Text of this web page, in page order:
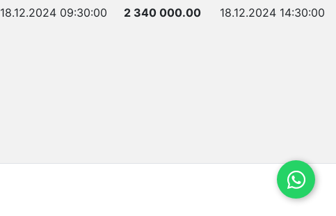
18.12.2024 09:30:00 2 340 000.00 18.12.2024 14:30:00